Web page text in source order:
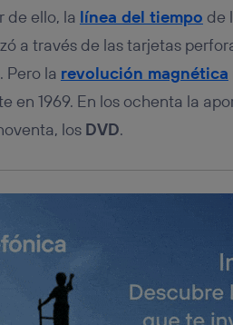
de ello, la línea del tiempo de
a través de las tarjetas
Pero la revolución magnética
en 1969. En los ochenta la
los DVD.